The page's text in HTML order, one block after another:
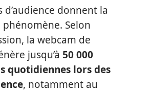
d’audience donnent la
Selon
la webcam de
jusqu’à 50 000
quotidiennes lors des
, notamment au